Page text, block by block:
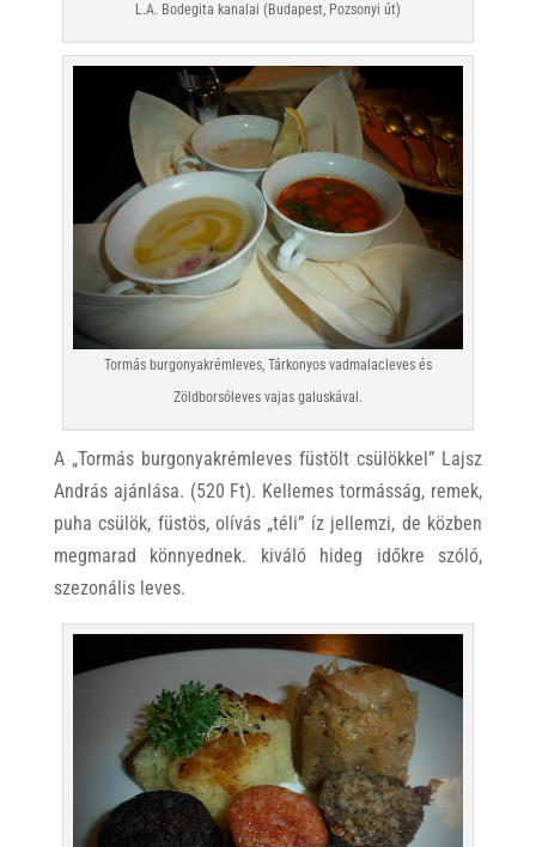
L.A. Bodegita kanalai (Budapest, Pozsonyi út)
Tormás burgonyakrémleves, Tárkonyos vadmalacleves és
Zöldborsóleves vajas galuskával.
A „Tormás burgonyakrémleves füstölt csülökkel” Lajsz
András ajánlása. (520 Ft). Kellemes tormásság, remek,
puha csülök, füstös, olívás „téli” íz jellemzi, de közben
megmarad könnyednek. kiváló hideg időkre szóló,
szezonális leves.